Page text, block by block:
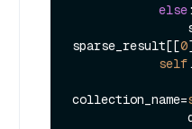
else:
sparse_result[[0
self
collection_name=